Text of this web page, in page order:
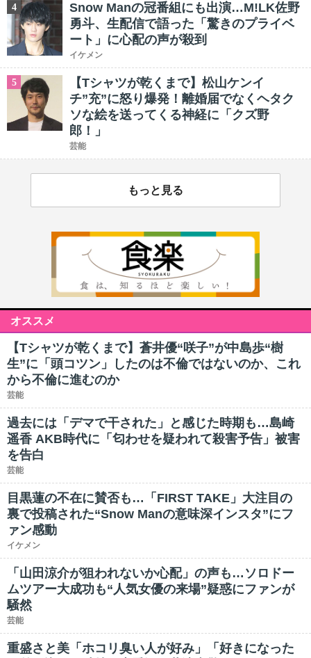
4
Snow Manの冠番組にも出演…M!LK佐野
勇斗、生配信で語った「驚きのプライベ
ート」に心配の声が殺到
イケメン
5
【Tシャツが乾くまで】松山ケンイ
チ”充”に怒り爆発！離婚届でなくヘタク
ソな絵を送ってくる神経に「クズ野
郎！」
芸能
もっと見る
オススメ
【Tシャツが乾くまで】蒼井優“咲子”が中島歩“樹
生”に「頭コツン」したのは不倫ではないのか、これ
から不倫に進むのか
芸能
過去には「デマで干された」と感じた時期も…島崎
遥香 AKB時代に「匂わせを疑われて殺害予告」被害
を告白
芸能
目黒蓮の不在に賛否も…「FIRST TAKE」大注目の
裏で投稿された“Snow Manの意味深インスタ”にフ
ァン感動
イケメン
「山田涼介が狙われないか心配」の声も…ソロドー
ムツアー大成功も“人気女優の来場”疑惑にファンが
騒然
芸能
重盛さと美「ホコリ臭い人が好み」「好きになった